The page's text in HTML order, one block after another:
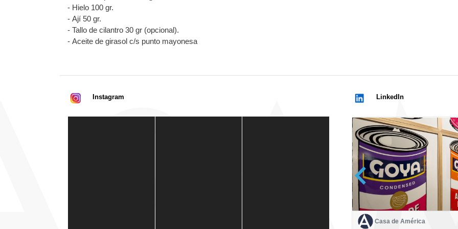
- Hielo 100 gr.
- Ají 50 gr.
- Tallo de cilantro 30 gr (opcional).
- Aceite de girasol c/s punto mayonesa
Instagram LinkedIn
Casa de América